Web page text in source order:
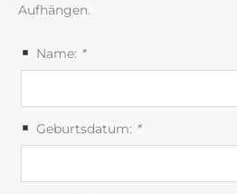
Aufhängen.
Name: *
Geburtsdatum: *